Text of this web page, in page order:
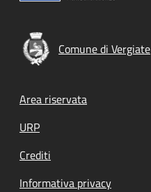
Comune di Vergiate
Footer menu
Area riservata
URP
Crediti
Informativa privacy